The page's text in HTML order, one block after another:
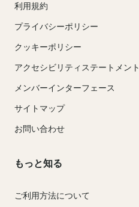
利用規約
プライバシーポリシー
クッキーポリシー
アクセシビリティステートメント
メンバーインターフェース
サイトマップ
お問い合わせ
もっと知る
ご利用方法について